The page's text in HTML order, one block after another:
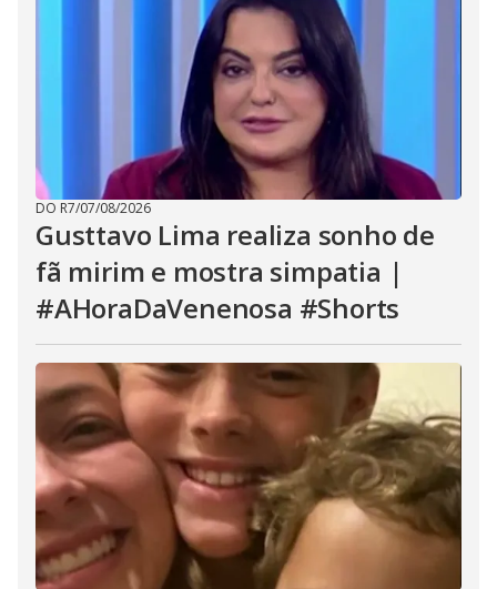
DO R7/07/08/2026
Gusttavo Lima realiza sonho de
fã mirim e mostra simpatia |
#AHoraDaVenenosa #Shorts